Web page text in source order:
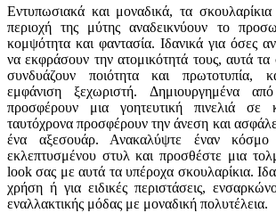
Εντυπωσιακά και μοναδικά, τα
περιοχή της μύτης αναδεικνύουν το
κομψότητα και φαντασία. Ιδανικά για όσες
να εκφράσουν την ατομικότητά τους, αυτά τα
συνδυάζουν ποιότητα και πρωτοτυπία,
εμφάνιση ξεχωριστή. Δημιουργημένα
προσφέρουν μια γοητευτική πινελιά
ταυτόχρονα προσφέρουν την άνεση και
ένα αξεσουάρ. Ανακαλύψτε έναν κόσμο
εκλεπτυσμένου στυλ και προσθέστε μια
look σας με αυτά τα υπέροχα σκουλαρίκια.
χρήση ή για ειδικές περιστάσεις,
εναλλακτικής μόδας με μοναδική πολυτέλεια.